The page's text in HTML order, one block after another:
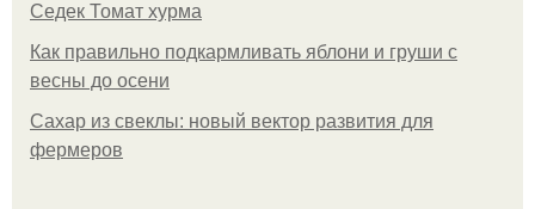
Седек Томат хурма
Как правильно подкармливать яблони и груши с
весны до осени
Сахар из свеклы: новый вектор развития для
фермеров